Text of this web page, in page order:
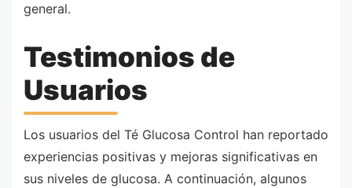
general.
Testimonios de
Usuarios
Los usuarios del Té Glucosa Control han reportado
experiencias positivas y mejoras significativas en
sus niveles de glucosa. A continuación, algunos